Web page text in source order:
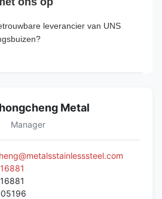
leverancier van UNS
Metal
Manager